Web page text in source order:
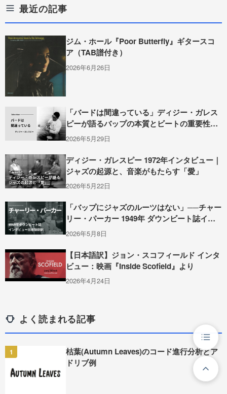
最近の記事
ジム・ホール『Poor Butterfly』ギタースコ
ア（TAB譜付き）
2026年6月26日
「バードは間違っている」ディジー・ガレス
ピーが語るバップの本質とビートの重要性
（1949年インタビュー）
2026年5月29日
ディジー・ガレスピー 1972年インタビュー｜
ジャズの起源と、音楽がもたらす「愛」
2026年5月22日
「バップにジャズのルーツはない」──チャー
リー・パーカー 1949年 ダウンビート誌イン
タビュー全訳
2026年5月8日
【日本語訳】ジョン・スコフィールド インタ
ビュー：映画『Inside Scofield』より
2026年4月24日
よく読まれる記事
1
枯葉(Autumn Leaves)のコード進行分析とア
ドリブ例